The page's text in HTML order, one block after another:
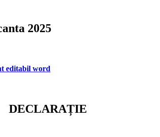
2025
editabil word
DECLARAȚIE